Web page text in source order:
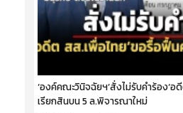
‘องค์คณะวินิจฉัยฯ’สั่งไม่รับคำร้อง‘อ
เรียกสินบน 5 ล.พิจารณาใหม่